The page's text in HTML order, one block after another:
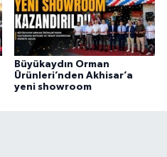
Büyükaydın Orman
Ürünleri’nden Akhisar’a
yeni showroom